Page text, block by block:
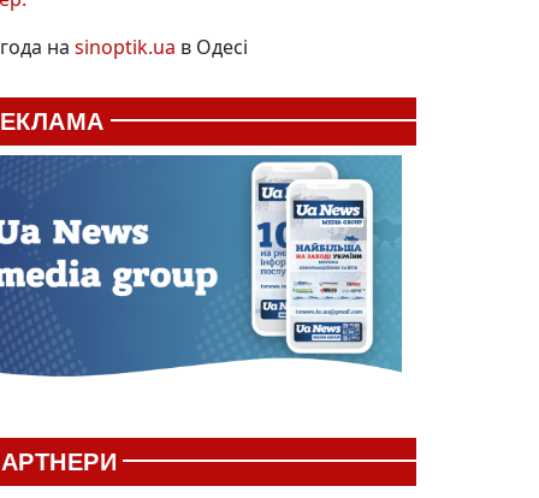
на sinoptik.ua в Одесі